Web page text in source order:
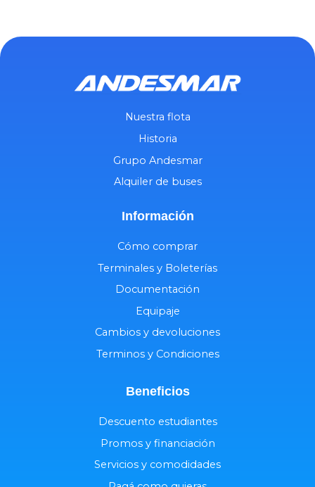
Nuestra flota
Historia
Grupo Andesmar
Alquiler de buses
Información
Cómo comprar
Terminales y Boleterías
Documentación
Equipaje
Cambios y devoluciones
Terminos y Condiciones
Beneficios
Descuento estudiantes
Promos y financiación
Servicios y comodidades